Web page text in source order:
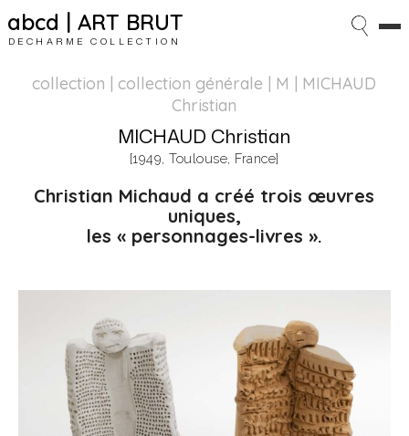
abcd | ART BRUT
DECHARME COLLECTION
collection | collection générale | M | MICHAUD
Christian
MICHAUD Christian
[1949, Toulouse, France]
Christian Michaud a créé trois œuvres
uniques,
les « personnages-livres ».